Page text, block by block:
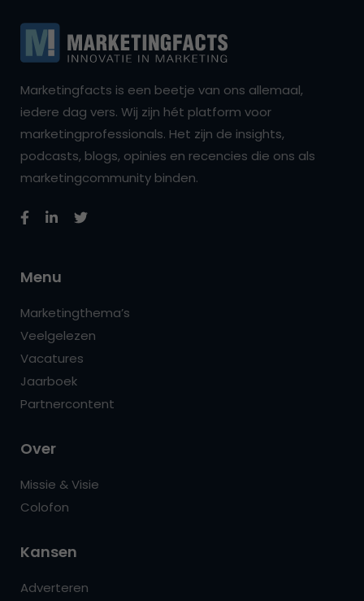
Marketingfacts is een beetje van ons allemaal,
iedere dag vers. Wij zijn hét platform voor
marketingprofessionals. Het zijn de insights,
podcasts, blogs, opinies en recencies die ons als
marketingcommunity binden.
Menu
Marketingthema’s
Veelgelezen
Vacatures
Jaarboek
Partnercontent
Over
Missie & Visie
Colofon
Kansen
Adverteren